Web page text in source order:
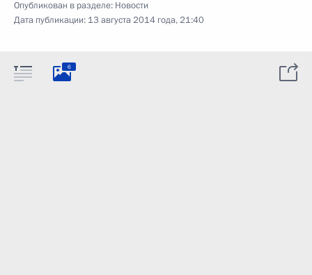
Опубликован в разделе: Новости
Дата публикации: 13 августа 2014 года, 21:40
6